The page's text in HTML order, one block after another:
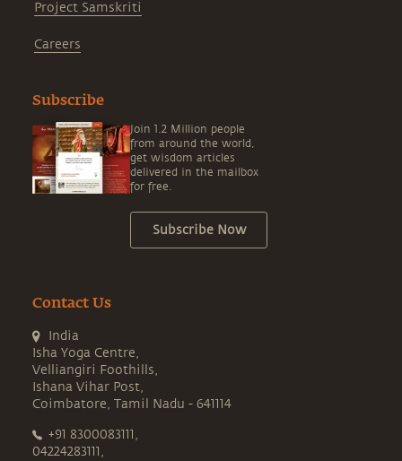
Project Samskriti
Careers
Subscribe
Join 1.2 Million people
from around the world,
get wisdom articles
delivered in the mailbox
for free.
Subscribe Now
Contact Us
India
Isha Yoga Centre,
Velliangiri Foothills,
Ishana Vihar Post,
Coimbatore, Tamil Nadu - 641114
+91 8300083111,
04224283111,